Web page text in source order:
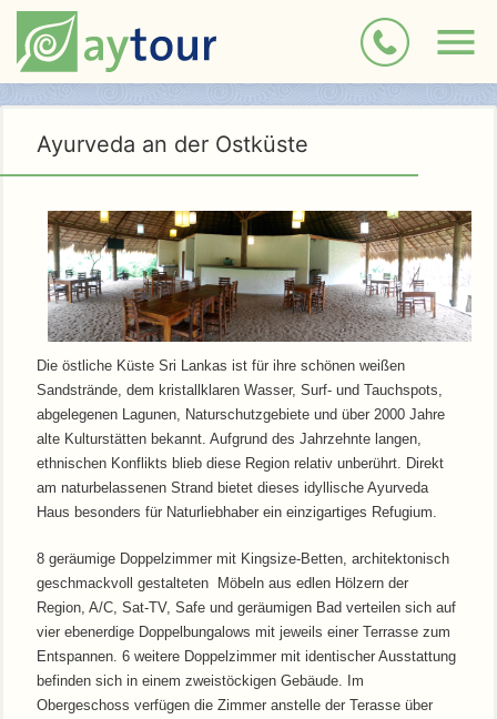
Ayurveda an der Ostküste
Die östliche Küste Sri Lankas ist für ihre schönen weißen
Sandstrände, dem kristallklaren Wasser, Surf- und Tauchspots,
abgelegenen Lagunen, Naturschutzgebiete und über 2000 Jahre
alte Kulturstätten bekannt. Aufgrund des Jahrzehnte langen,
ethnischen Konflikts blieb diese Region relativ unberührt. Direkt
am naturbelassenen Strand bietet dieses idyllische Ayurveda
Haus besonders für Naturliebhaber ein einzigartiges Refugium.
8 geräumige Doppelzimmer mit Kingsize-Betten architektonisch
geschmackvoll gestalteten
Möbeln aus edlen Hölzern der
Region, A/C, Sat-TV, Safe und geräumigen Bad verteilen sich auf
vier ebenerdige Doppelbungalows mit jeweils einer Terrasse zum
Entspannen. 6 weitere Doppelzimmer mit identischer Ausstattung
befinden sich in einem zweistöckigen Gebäude. I m
Obergeschoss verfügen die Zimmer anstelle der Terasse über